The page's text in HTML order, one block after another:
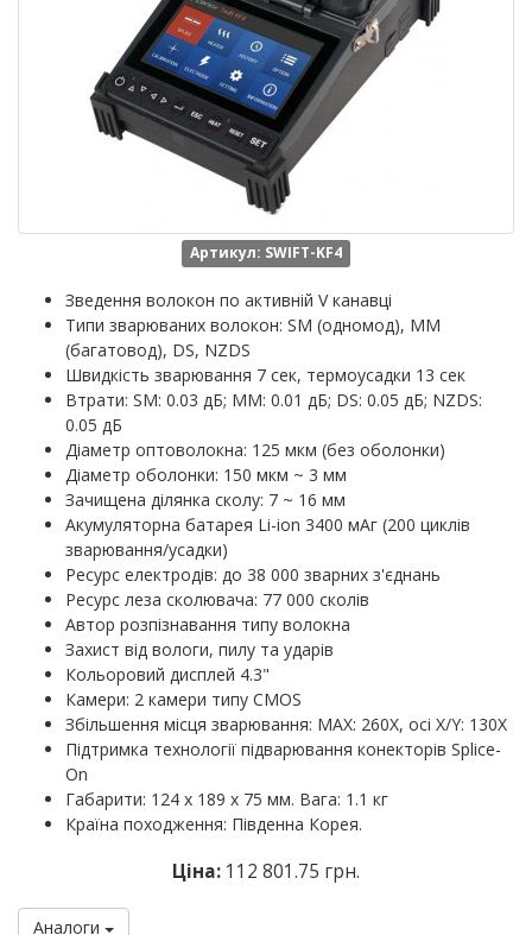
Артикул: SWIFT-KF4
Зведення волокон по активній V канавці
Типи зварюваних волокон: SM (одномод), MM
(багатовод), DS, NZDS
Швидкість зварювання 7 сек, термоусадки 13 сек
Втрати: SM: 0.03 дБ; MM: 0.01 дБ; DS: 0.05 дБ; NZDS:
0.05 дБ
Діаметр оптоволокна: 125 мкм (без оболонки)
Діаметр оболонки: 150 мкм ~ 3 мм
Зачищена ділянка сколу: 7 ~ 16 мм
Акумуляторна батарея Li-ion 3400 мАг (200 циклів
зварювання/усадки)
Ресурс електродів: до 38 000 зварних з'єднань
Ресурс леза сколювача: 77 000 сколів
Автор розпізнавання типу волокна
Захист від вологи, пилу та ударів
Кольоровий дисплей 4.3"
Камери: 2 камери типу CMOS
Збільшення місця зварювання: MAX: 260X, осі X/Y: 130X
Підтримка технології підварювання конекторів Splice-
On
Габарити: 124 х 189 х 75 мм. Вага: 1.1 кг
Країна походження: Південна Корея.
Ціна: 112 801.75 грн.
Аналоги